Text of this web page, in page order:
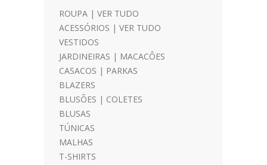
ROUPA | VER TUDO
ACESSÓRIOS | VER TUDO
VESTIDOS
JARDINEIRAS | MACACÔES
CASACOS | PARKAS
BLAZERS
BLUSÕES | COLETES
BLUSAS
TÚNICAS
MALHAS
T-SHIRTS